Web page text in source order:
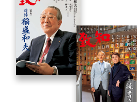
致知随想
名和民夫「もっとよいバットをつくりたい」
寺田真理子「読書が持つすごい力」
西堀耕太郎「伝統は革新の連続」
手島又喜「経験ゼロからの日本新記録」
山城東雄「沖縄の地に生かされて」